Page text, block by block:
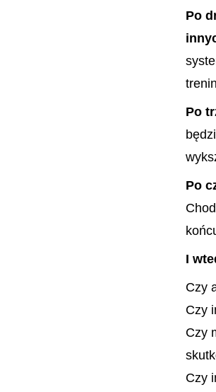
Po
Po
Po
I
Czy
Czy
Czy
Czy